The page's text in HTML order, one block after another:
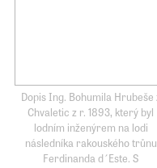
Dopis Ing. Bohumila Hrubeše
Chvaletic z r. 1893, který byl
lodním inženýrem na lodi
následníka rakouského trůnu
Ferdinanda d´Este. S